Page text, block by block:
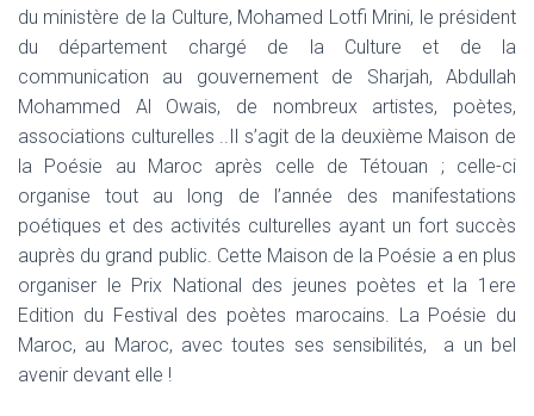
du ministère de la Culture, Mohamed Lotfi Mrini, le président
du département chargé de la Culture et de la
communication au gouvernement de Sharjah, Abdullah
Mohammed Al Owais, de nombreux artistes, poètes,
associations culturelles ..Il s’agit de la deuxième Maison de
la Poésie au Maroc après celle de Tétouan ; celle-ci
organise tout au long de l’année des manifestations
poétiques et des activités culturelles ayant un fort succès
auprès du grand public. Cette Maison de la Poésie a en plus
organiser le Prix National des jeunes poètes et la 1ere
Edition du Festival des poètes marocains. La Poésie du
Maroc, au Maroc, avec toutes ses sensibilités, a un bel
avenir devant elle !